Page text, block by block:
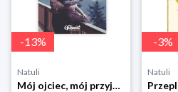
-13%
Natuli
Mój ojciec, mój przyjaciel Element
-3%
Natuli